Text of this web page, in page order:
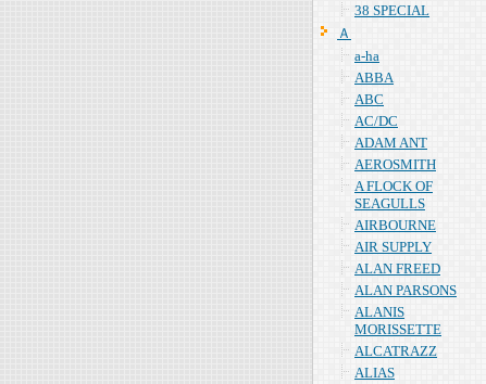
38 SPECIAL
Ａ
a-ha
ABBA
ABC
AC/DC
ADAM ANT
AEROSMITH
A FLOCK OF
SEAGULLS
AIRBOURNE
AIR SUPPLY
ALAN FREED
ALAN PARSONS
ALANIS
MORISSETTE
ALCATRAZZ
ALIAS